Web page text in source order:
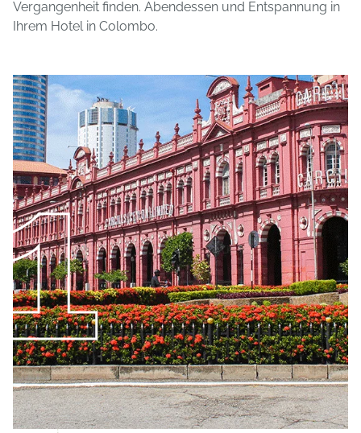
Vergangenheit finden. Abendessen und Entspannung in
Ihrem Hotel in Colombo.